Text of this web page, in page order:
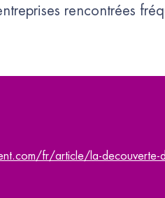
rencontrées
fr/article/la-decouverte-